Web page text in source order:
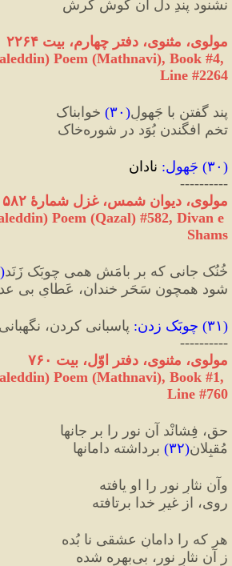
نشنود پندِ دل آن گوشِ کرش
مولوی، مثنوی، دفتر چهارم، بیت ۲۲۶۴
Poem (Mathnavi), Book #4,
Line #2264
پند گفتن با جَهولِ( ۳۰) خوابناک
تخم افگندن بُوَد در شوره‌خاک
( ۳۰) جَهول: نادان
----------
مولوی، دیوان شمس، غزل شمارهٔ ۵۸۲
Poem (Qazal) #582, Divan e
Shams
خُنُک جانی که بر بامَش همی چوبَک زَنَد(
شود همچون سَحَر خندان، عَطایِ بی ‌عدد بیند
(۳۱) چوبَک زدن: پاسبانی کردن،
----------
مولوی، مثنوی، دفتر اوّل، بیت ۷۶۰
Poem (Mathnavi), Book #1,
Line #760
حق، فِشانْد آن نور را بر جانها
مُقبِلان(۳۲) برداشته دامانها
وآن نثارِ نور را او یافته
روی، از غیرِ خدا برتافته
هر که را دامانِ عشقی نا بُده
ز آن نثارِ نور، بی‌بهره شده